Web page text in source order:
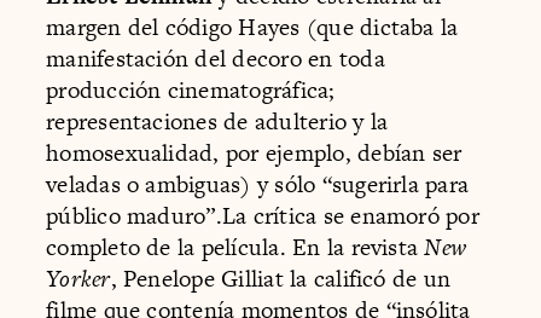
margen del código Hayes (que dictaba la
manifestación del decoro en toda
producción cinematográfica;
representaciones de adulterio y la
homosexualidad, por ejemplo, debían ser
veladas o ambiguas) y sólo “sugerirla para
público maduro”.La crítica se enamoró por
completo de la película. En la revistaNew
Yorker, Penelope Gilliat la calificó de un
filme que contenía momentos de “insólita